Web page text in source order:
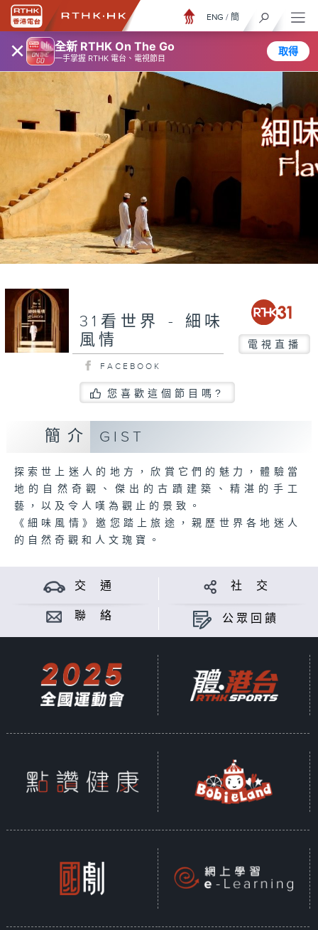
× 全新 RTHK On The Go
一手掌握 RTHK 電台、電視節目
取得
ENG / 簡
31看世界 - 細味
風情
電視直播
FACEBOOK
您喜歡這個節目嗎?
簡介 GIST
探索世上迷人的地方，欣賞它們的魅力，體驗當
地的自然奇觀、傑出的古蹟建築、精湛的手工
藝，以及令人嘆為觀止的景致。
《細味風情》邀您踏上旅途，親歷世界各地迷人
的自然奇觀和人文瑰寶。
交 通 社 交
聯 絡 公眾回饋